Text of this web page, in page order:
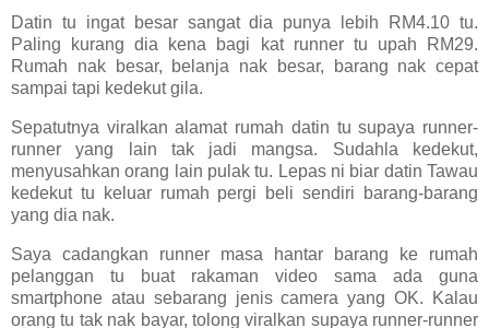
Datin tu ingat besar sangat dia punya lebih RM4.10 tu.
Paling kurang dia kena bagi kat runner tu upah RM29.
Rumah nak besar, belanja nak besar, barang nak cepat
sampai tapi kedekut gila.
Sepatutnya viralkan alamat rumah datin tu supaya runner-
runner yang lain tak jadi mangsa. Sudahla kedekut,
menyusahkan orang lain pulak tu. Lepas ni biar datin Tawau
kedekut tu keluar rumah pergi beli sendiri barang-barang
yang dia nak.
Saya cadangkan runner masa hantar barang ke rumah
pelanggan tu buat rakaman video sama ada guna
smartphone atau sebarang jenis camera yang OK. Kalau
orang tu tak nak bayar, tolong viralkan supaya runner-runner